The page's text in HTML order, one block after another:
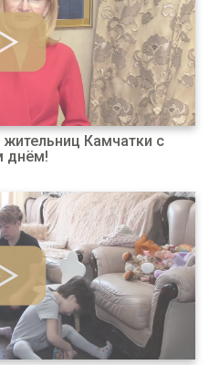
Камчатки с
днём!